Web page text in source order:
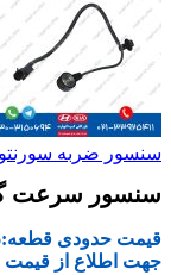
سنسور ضربه سورنتو
سنسور سرعت
قیمت حدودی قطعه:
جهت اطلاع از قیمت